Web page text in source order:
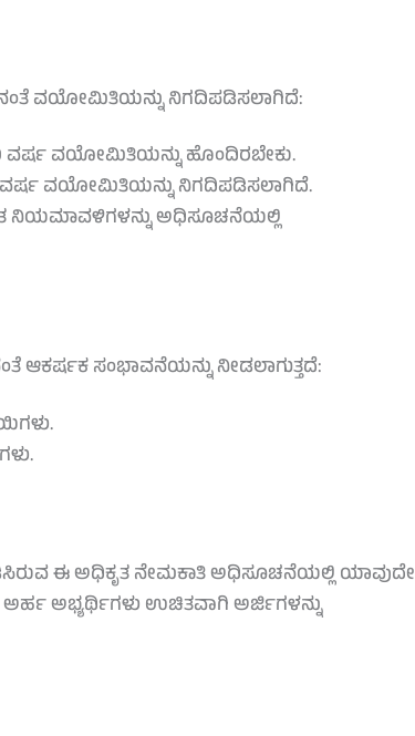
ವಯೋಮಿತಿಯನ್ನು ನಿಗದಿಪಡಿಸಲಾಗಿದೆ:
ವರ್ಷ ವಯೋಮಿತಿಯನ್ನು ಹೊಂದಿರಬೇಕು.
ವರ್ಷ ವಯೋಮಿತಿಯನ್ನು ನಿಗದಿಪಡಿಸಲಾಗಿದೆ.
ಅಧಿಸೂಚನೆಯಲ್ಲಿ
ಸಂಭಾವನೆಯನ್ನು ನೀಡಲಾಗುತ್ತದೆ:
ಈ ಅಧಿಕೃತ ನೇಮಕಾತಿ ಅಧಿಸೂಚನೆಯಲ್ಲಿ ಯಾವುದೇ
ಅರ್ಹ ಅಭ್ಯರ್ಥಿಗಳು ಉಚಿತವಾಗಿ ಅರ್ಜಿಗಳನ್ನು